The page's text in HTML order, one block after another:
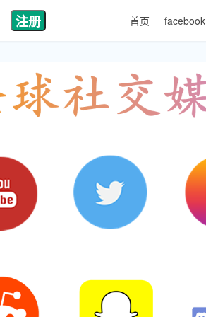
注册 首页 facebook